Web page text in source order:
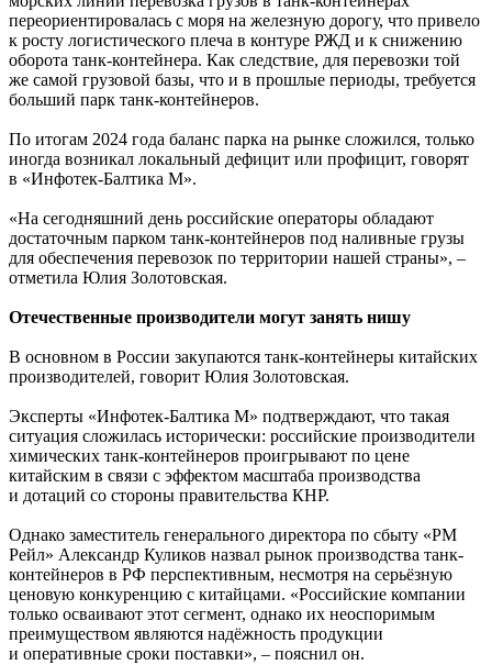
переориентировалась с моря на железную дорогу, что привело
к росту логистического плеча в контуре РЖД и к снижению
оборота танк-контейнера. Как следствие, для перевозки той
же самой ­грузовой базы, что и в прошлые периоды, требуется
больший парк танк-контейнеров.
По итогам 2024 года баланс парка на рынке сложился, только
иногда возникал локальный дефицит или профицит, говорят
в «Инфотек-Балтика М».
«На сегодняшний день российские операторы обладают
достаточным парком танк-контейнеров под наливные грузы
для обеспечения перевозок по территории нашей страны», –
отметила Юлия Золотовская.
Отечественные производители могут занять нишу
В основном в России закупаются танк-контейнеры китайских
производителей, говорит Юлия Золотовская.
Эксперты «Инфотек-Балтика М» подтверждают, что такая
ситуация сложилась исторически: российские производители
химических танк-контейнеров проигрывают по цене
китайским в связи с эффектом масштаба производства
и дотаций со стороны правительства КНР.
Однако заместитель генерального директора по сбыту «РМ
Рейл» Александр Куликов назвал рынок производства танк-
контейнеров в РФ перспективным, несмотря на серьёзную
ценовую конкуренцию с китайцами. «Российские компании
только осваивают этот сегмент, однако их неоспоримым
преимуществом являются надёжность продукции
и оперативные сроки поставки», – пояснил он.